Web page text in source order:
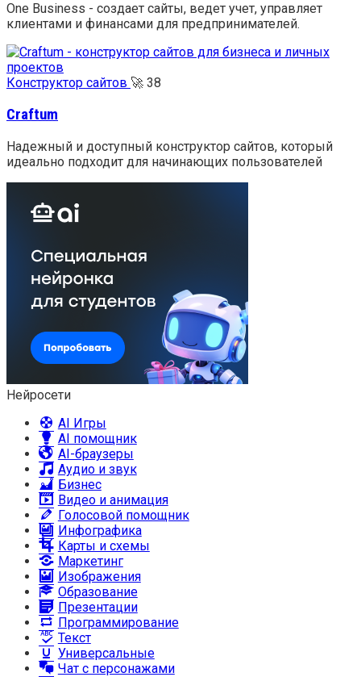
One Business - создает сайты, ведет учет, управляет
клиентами и финансами для предпринимателей.
Конструктор сайтов 🚀 38
Craftum
Надежный и доступный конструктор сайтов, который
идеально подходит для начинающих пользователей
Нейросети
AI Игры
AI помощник
AI-браузеры
Аудио и звук
Бизнес
Видео и анимация
Голосовой помощник
Инфографика
Карты и схемы
Маркетинг
Изображения
Образование
Презентации
Программирование
Текст
Универсальные
Чат с персонажами